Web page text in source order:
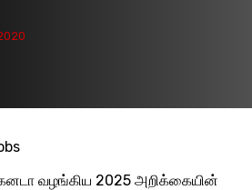
வழங்கிய 2025 அறிக்கையின்